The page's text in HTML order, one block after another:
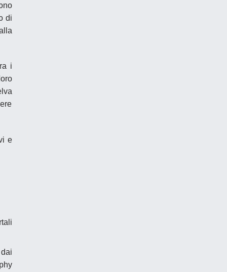
di
i
e